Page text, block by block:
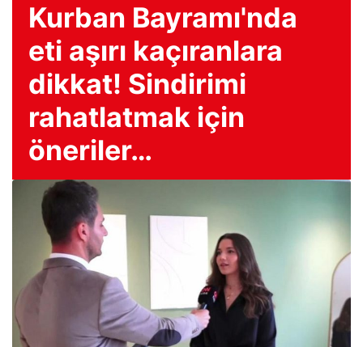
Kurban Bayramı'nda
eti aşırı kaçıranlara
dikkat! Sindirimi
rahatlatmak için
öneriler…